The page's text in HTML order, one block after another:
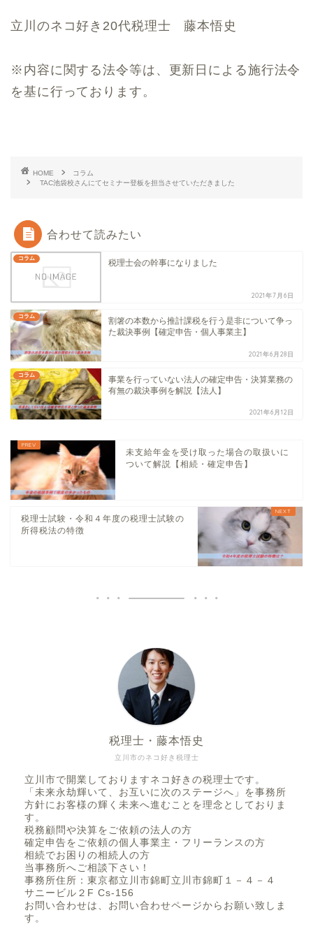
立川のネコ好き20代税理士 藤本悟史
※内容に関する法令等は、更新日による施行法令
を基に行っております。
HOME
コラム
TAC池袋校さんにてセミナー登板を担当させていただきました
合わせて読みたい
コラム 税理士会の幹事になりました
2021年7月6日
コラム
割箸の本数から推計課税を行う是非について争っ
た裁決事例【確定申告・個人事業主】
2021年6月28日
コラム
事業を行っていない法人の確定申告・決算業務の
有無の裁決事例を解説【法人】
2021年6月12日
未支給年金を受け取った場合の取扱いに
ついて解説【相続・確定申告】
税理士試験・令和４年度の税理士試験の
所得税法の特徴
立川市のネコ好き税理士
税理士・藤本悟史
立川市で開業しておりますネコ好きの税理士です。
「未来永劫輝いて、お互いに次のステージへ」を事務所
方針にお客様の輝く未来へ進むことを理念としておりま
す。
税務顧問や決算をご依頼の法人の方
確定申告をご依頼の個人事業主・フリーランスの方
相続でお困りの相続人の方
当事務所へご相談下さい！
事務所住所：東京都立川市錦町立川市錦町１－４－４
サニービル２F Cs-156
お問い合わせは、お問い合わせページからお願い致しま
す。